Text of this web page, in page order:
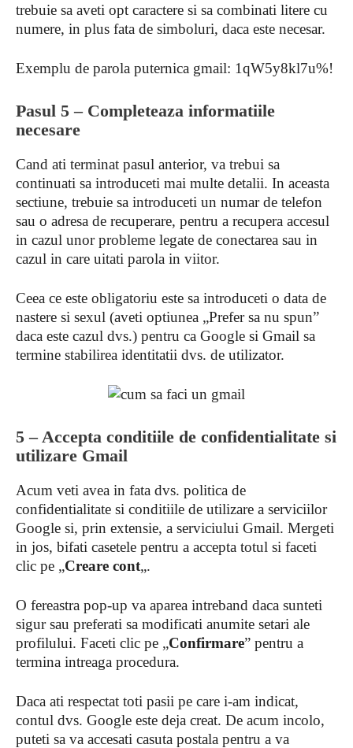
trebuie sa aveti opt caractere si sa combinati litere cu
numere, in plus fata de simboluri, daca este necesar.
Exemplu de parola puternica gmail: 1qW5y8kl7u%!
Pasul 5 – Completeaza informatiile
necesare
Cand ati terminat pasul anterior, va trebui sa
continuati sa introduceti mai multe detalii. In aceasta
sectiune, trebuie sa introduceti un numar de telefon
sau o adresa de recuperare, pentru a recupera accesul
in cazul unor probleme legate de conectarea sau in
cazul in care uitati parola in viitor.
Ceea ce este obligatoriu este sa introduceti o data de
nastere si sexul (aveti optiunea „Prefer sa nu spun”
daca este cazul dvs.) pentru ca Google si Gmail sa
termine stabilirea identitatii dvs. de utilizator.
5 – Accepta conditiile de confidentialitate si
utilizare Gmail
Acum veti avea in fata dvs. politica de
confidentialitate si conditiile de utilizare a serviciilor
Google si, prin extensie, a serviciului Gmail. Mergeti
in jos, bifati casetele pentru a accepta totul si faceti
clic pe „Creare cont„.
O fereastra pop-up va aparea intreband daca sunteti
sigur sau preferati sa modificati anumite setari ale
profilului. Faceti clic pe „Confirmare” pentru a
termina intreaga procedura.
Daca ati respectat toti pasii pe care i-am indicat,
contul dvs. Google este deja creat. De acum incolo,
puteti sa va accesati casuta postala pentru a va